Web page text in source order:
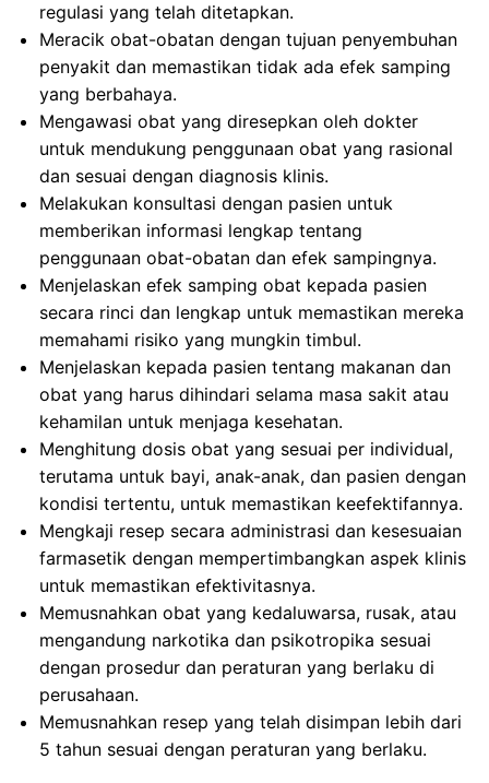
regulasi yang telah ditetapkan.
Meracik obat-obatan dengan tujuan penyembuhan
penyakit dan memastikan tidak ada efek samping
yang berbahaya.
Mengawasi obat yang diresepkan oleh dokter
untuk mendukung penggunaan obat yang rasional
dan sesuai dengan diagnosis klinis.
Melakukan konsultasi dengan pasien untuk
memberikan informasi lengkap tentang
penggunaan obat-obatan dan efek sampingnya.
Menjelaskan efek samping obat kepada pasien
secara rinci dan lengkap untuk memastikan mereka
memahami risiko yang mungkin timbul.
Menjelaskan kepada pasien tentang makanan dan
obat yang harus dihindari selama masa sakit atau
kehamilan untuk menjaga kesehatan.
Menghitung dosis obat yang sesuai per individual,
terutama untuk bayi, anak-anak, dan pasien dengan
kondisi tertentu, untuk memastikan keefektifannya.
Mengkaji resep secara administrasi dan kesesuaian
farmasetik dengan mempertimbangkan aspek klinis
untuk memastikan efektivitasnya.
Memusnahkan obat yang kedaluwarsa, rusak, atau
mengandung narkotika dan psikotropika sesuai
dengan prosedur dan peraturan yang berlaku di
perusahaan.
Memusnahkan resep yang telah disimpan lebih dari
5 tahun sesuai dengan peraturan yang berlaku.